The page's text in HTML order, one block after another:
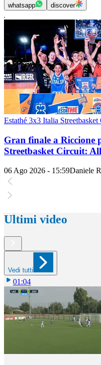
whatsapp discover
Estathé 3x3 Italia
Gran finale a Riccione
Streetbasket Circuit:
06 Ago 2026 - 15:59Daniele
Ultimi video
Vedi tutti
01:04